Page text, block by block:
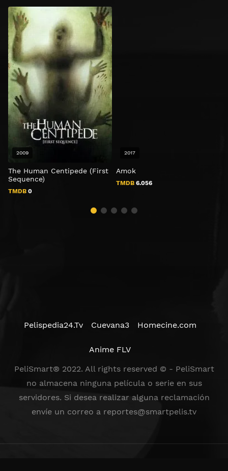
The Human Centipede (First
Sequence)
TMDB 0
2009
Amok
TMDB 6.056
2017
Pelispedia24.Tv Cuevana3 Homecine.com
Anime FLV
PeliSmart® 2022. All rights reserved © - PeliSmart
no almacena ninguna película o serie en sus
servidores. Si desea realizar alguna reclamación
envíe un correo a reportes@smartpelis.tv